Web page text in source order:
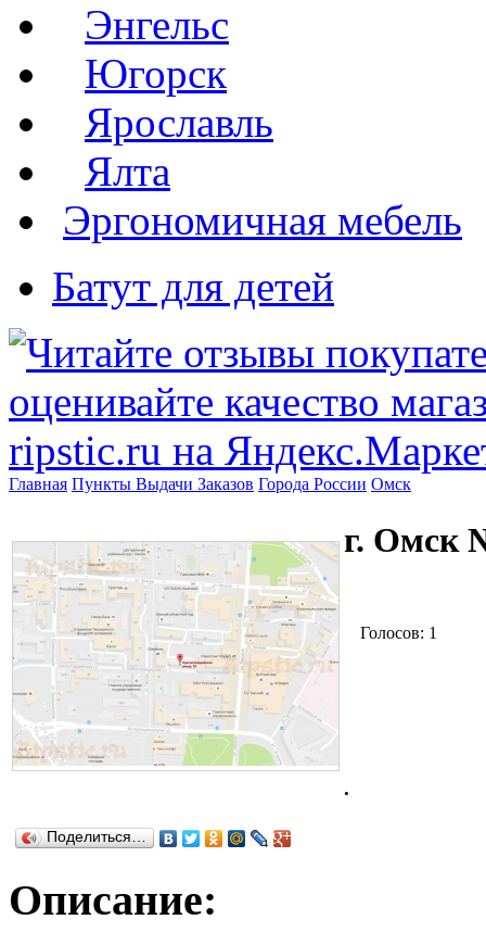
Энгельс
Югорск
Ярославль
Ялта
Эргономичная мебель
Батут для детей
Главная Пункты Выдачи Заказов Города России Омск
г. Омск
Голосов: 1
.
Поделиться…
Описание: